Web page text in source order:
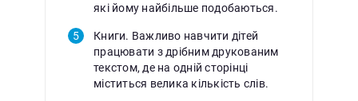
які йому найбільше подобаються.
Книги. Важливо навчити дітей
працювати з дрібним друкованим
текстом, де на одній сторінці
міститься велика кількість слів.